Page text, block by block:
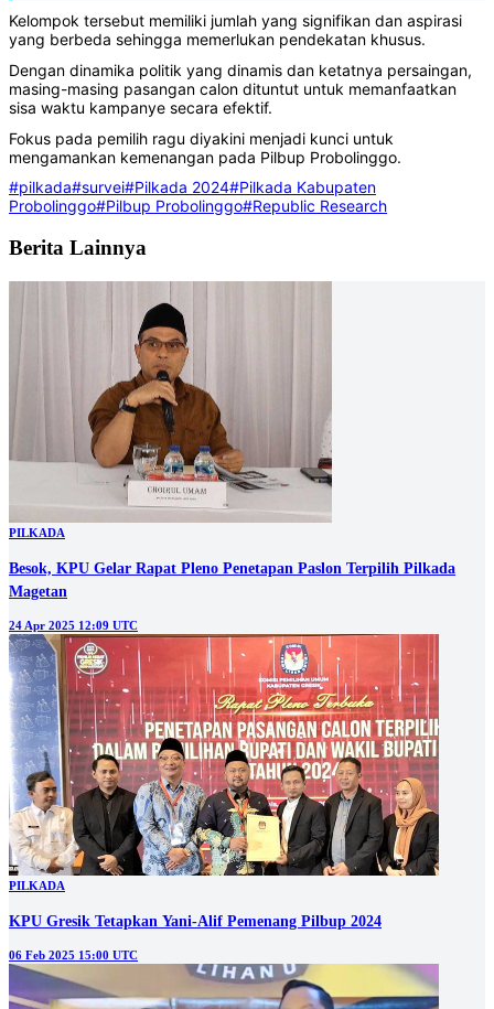
Kelompok tersebut memiliki jumlah yang signifikan dan aspirasi
yang berbeda sehingga memerlukan pendekatan khusus.
Dengan dinamika politik yang dinamis dan ketatnya persaingan,
masing-masing pasangan calon dituntut untuk memanfaatkan
sisa waktu kampanye secara efektif.
Fokus pada pemilih ragu diyakini menjadi kunci untuk
mengamankan kemenangan pada Pilbup Probolinggo.
#pilkada#survei#Pilkada 2024#Pilkada Kabupaten
Probolinggo#Pilbup Probolinggo#Republic Research
Berita Lainnya
PILKADA
Besok, KPU Gelar Rapat Pleno Penetapan Paslon Terpilih Pilkada
Magetan
24 Apr 2025 12:09 UTC
PILKADA
KPU Gresik Tetapkan Yani-Alif Pemenang Pilbup 2024
06 Feb 2025 15:00 UTC